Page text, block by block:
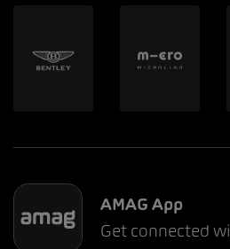
AMAG App
Get connected